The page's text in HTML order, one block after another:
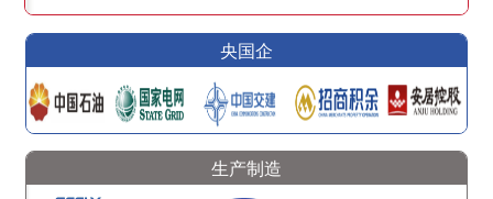
央国企
生产制造